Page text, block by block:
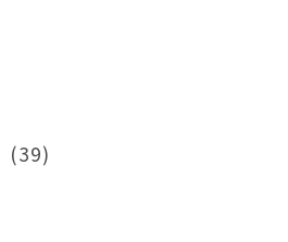
(39)